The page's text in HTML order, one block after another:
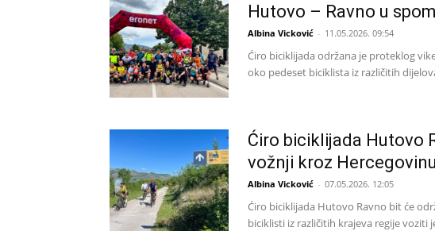
Hutovo – Ravno u
Albina Vicković - 11.05.2026. 09:54
Ćiro biciklijada održana je proteklog
oko pedeset biciklista iz različitih
Ćiro biciklijada Hutovo
vožnji kroz
Albina Vicković - 07.05.2026. 12:05
Ćiro biciklijada Hutovo Ravno bit će
biciklisti iz različitih krajeva regije voziti